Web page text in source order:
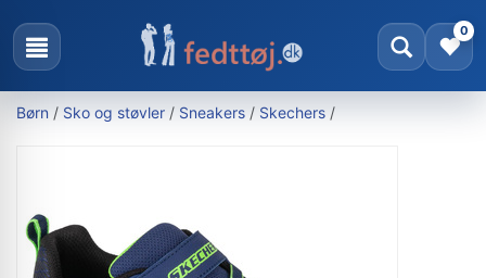
0
Børn / Sko og støvler / Sneakers / Skechers /